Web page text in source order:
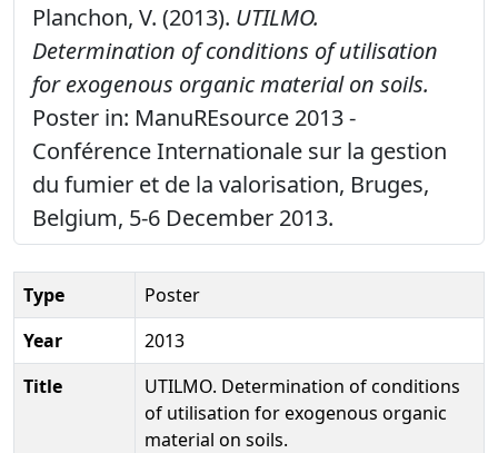
Planchon, V. (2013). UTILMO.
Determination of conditions of utilisation
for exogenous organic material on soils.
Poster in: ManuREsource 2013 -
Conférence Internationale sur la gestion
du fumier et de la valorisation, Bruges,
Belgium, 5-6 December 2013.
Type
Poster
Year
2013
Title
UTILMO. Determination of conditions
of utilisation for exogenous organic
material on soils.